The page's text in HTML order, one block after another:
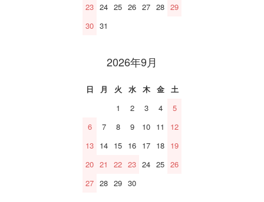
23 24 25 26 27 28 29
30 31
2026年9月
日 月 火 水 木 金
土
1
2 3 4
5
6
7 8 9 10 11
12
13 14 15 16 17 18 19
20 21 22 23 24 25 26
27 28 29 30